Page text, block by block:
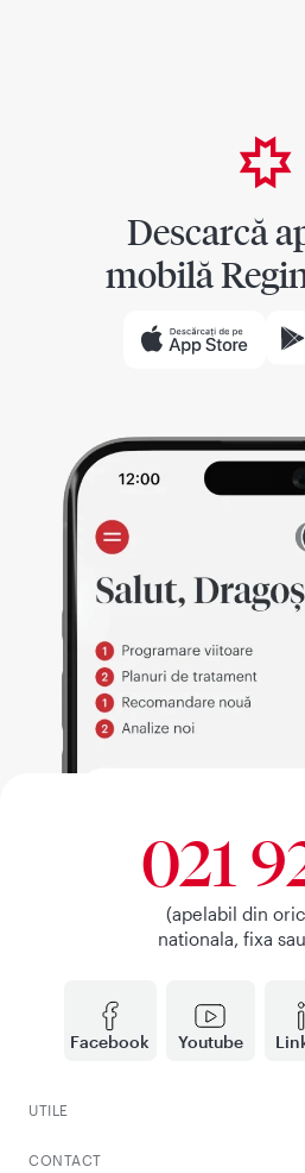
Descarcă
mobilă
Facebook Youtube
021
(apelabil din
nationala, fixa
UTILE
CONTACT